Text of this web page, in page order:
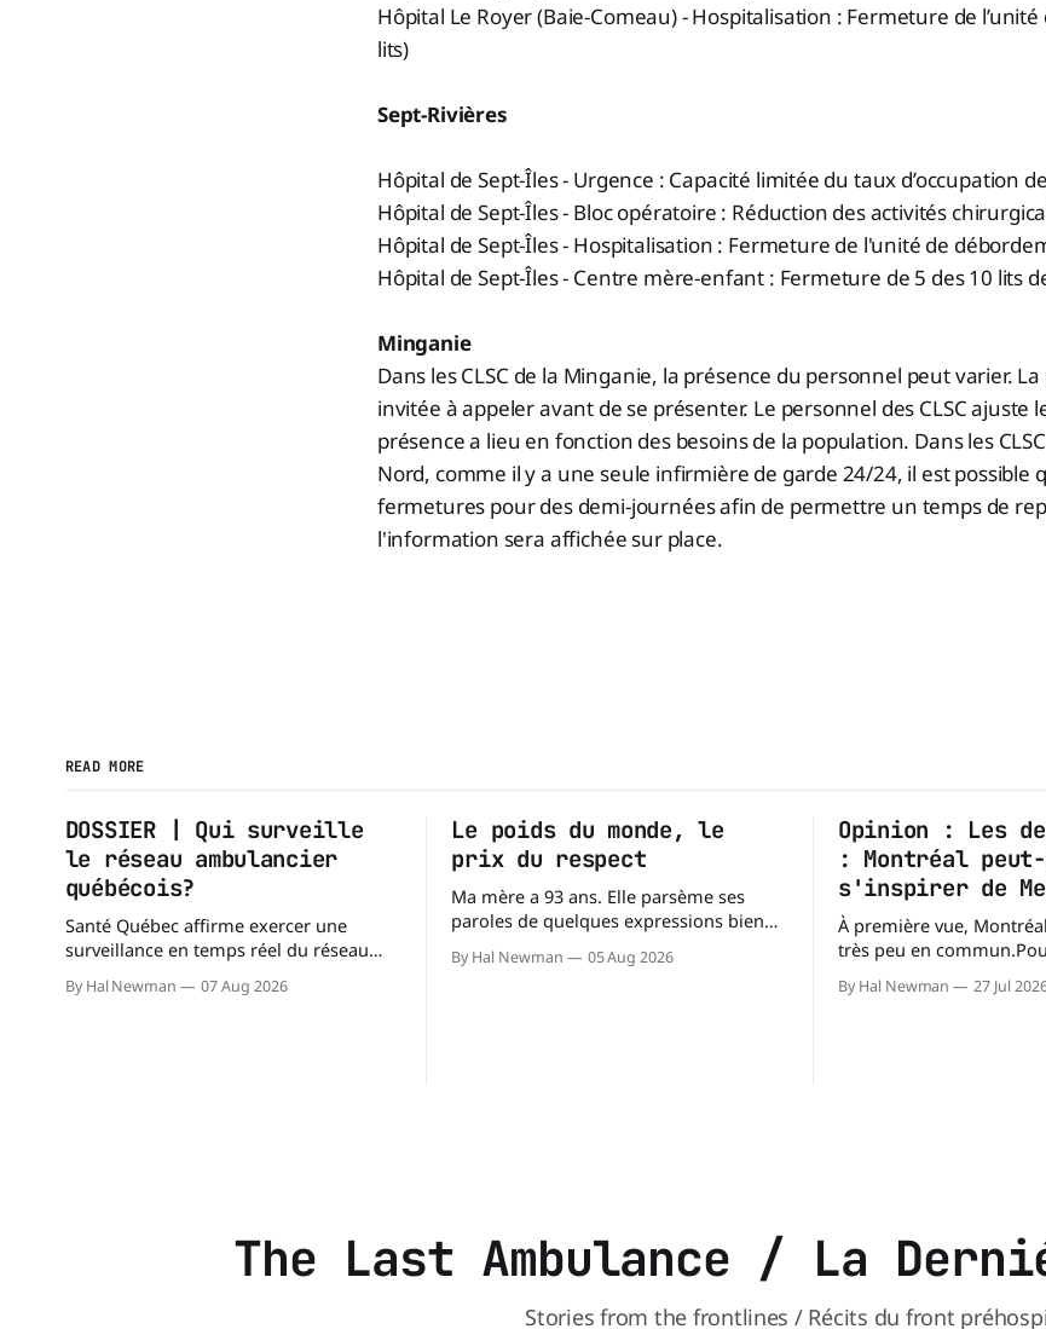
Hôpital Le Royer (Baie-Comeau) - Hospitalisation : Fermeture de
lits)
Sept-Rivières
Hôpital de Sept-Îles - Urgence : Capacité limitée du taux d’occupation
Hôpital de Sept-Îles - Bloc opératoire : Réduction des activités
Hôpital de Sept-Îles - Hospitalisation : Fermeture de l'unité de
Hôpital de Sept-Îles - Centre mère-enfant : Fermeture de 5 des 10 lits
Minganie
Dans les CLSC de la Minganie, la présence du personnel peut varier.
invitée à appeler avant de se présenter. Le personnel des CLSC ajuste
présence a lieu en fonction des besoins de la population. Dans les
Nord, comme il y a une seule infirmière de garde 24/24, il est possible
fermetures pour des demi-journées afin de permettre un temps de
l'information sera affichée sur place.
READ MORE
DOSSIER | Qui surveille
le réseau ambulancier
québécois?
Santé Québec affirme exercer une
surveillance en temps réel du réseau
réponses transmises à La Dernière
By Hal Newman 07 Aug 2026
Le poids du monde, le
prix du respect
Ma mère a 93 ans. Elle parsème ses
paroles de quelques expressions bien
À chacun son mishegoss. » Mishegoss
By Hal Newman 05 Aug 2026
Opinion : Les
: Montréal
s'inspirer de
À première vue,
très peu en
comparables. Mesa, en
By Hal Newman 27 Jul
The Last Ambulance / La
Stories from the frontlines / Récits du front